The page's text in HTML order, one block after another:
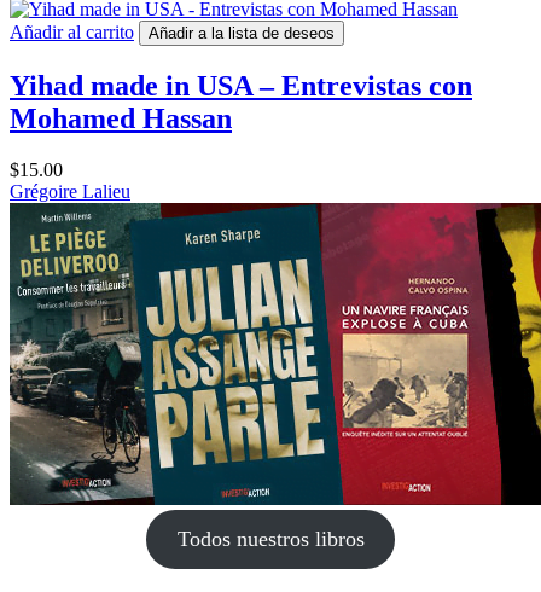
Añadir al carrito Añadir a la lista de deseos
Yihad made in USA – Entrevistas con
Mohamed Hassan
$15.00
Grégoire Lalieu
Todos nuestros libros